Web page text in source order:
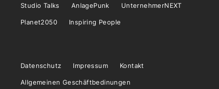
Studio Talks AnlagePunk UnternehmerNEXT
Planet2050 Inspiring People
Datenschutz Impressum Kontakt
Allgemeinen Geschäftbedinungen